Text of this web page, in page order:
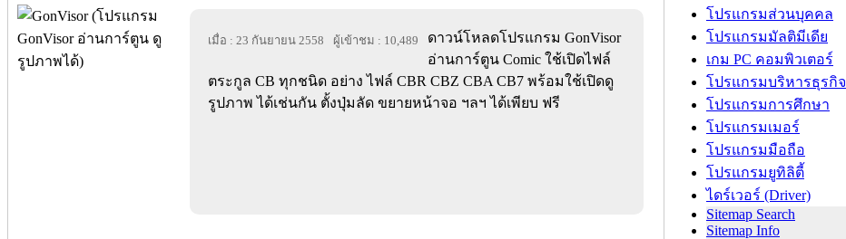
เมื่อ : 23 กันยายน 2558 ผู้เข้าชม : 10,489
ดาวน์โหลดโปรแกรม GonVisor
อ่านการ์ตูน Comic ใช้เปิดไฟล์
ตระกูล CB ทุกชนิด อย่าง ไฟล์ CBR CBZ CBA CB7 พร้อมใช้เปิดดู
รูปภาพ ได้เช่นกัน ตั้งปุ่มลัด ขยายหน้าจอ ฯลฯ ได้เพียบ ฟรี
โปรแกรมส่วนบุคคล
โปรแกรมมัลติมีเดีย
เกม PC คอมพิวเตอร์
โปรแกรมบริหารธุรกิจ
โปรแกรมการศึกษา
โปรแกรมเมอร์
โปรแกรมมือถือ
โปรแกรมยูทิลิตี้
ไดร์เวอร์ (Driver)
Sitemap Search
Sitemap Info